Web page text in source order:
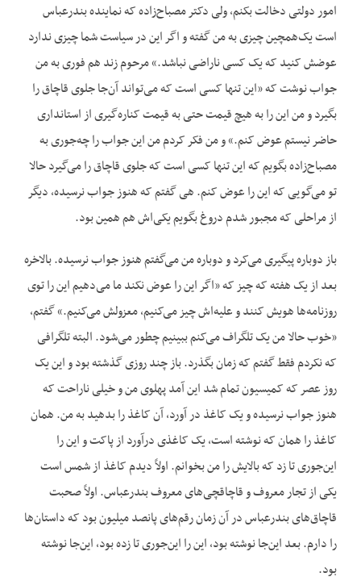
امور دولتی دخالت بکنم، ولی دکتر مصباح‌زاده که نماینده بندرعباس
است یک‌همچین چیزی به من گفته و اگر این در سیاست شما چیزی ندارد
عوضش کنید که یک کسی ناراضی نباشد.» مرحوم زند هم فوری به من
جواب نوشت که «این تنها کسی است که می‌تواند آن‌جا جلوی قاچاق را
بگیرد و من این را به هیچ قیمت حتی به قیمت کناره‌گیری از استانداری
حاضر نیستم عوض کنم.» و من فکر کردم من این جواب را چه‌جوری به
مصباح‌زاده بگویم که این تنها کسی است که جلوی قاچاق را می‌گیرد حالا
تو می‌گویی که این را عوض کنم. هی گفتم که هنوز جواب نرسیده، دیگر
از مراحلی که مجبور شدم دروغ بگویم یکی‌اش هم همین بود.
باز دوباره پیگیری می‌کرد و دوباره من می‌گفتم هنوز جواب نرسیده. بالاخره
بعد از یک هفته که چیز که «اگر این را عوض نکند ما می‌دهیم این را توی
روزنامه‌ها هویش کنند و علیه‌اش چیز می‌کنیم، معزولش می‌کنیم.» گفتم،
«خوب حالا من یک تلگراف می‌کنم ببینیم چطور می‌شود. البته تلگرافی
که نکردم فقط گفتم که زمان بگذرد. باز چند روزی گذشته بود و این یک
روز عصر که کمیسیون تمام شد این آمد پهلوی من و خیلی ناراحت که
هنوز جواب نرسیده و یک کاغذ در آورد، آن کاغذ را بدهید به من. همان
کاغذ را همان که نوشته است، یک کاغذی درآورد از پاکت و این را
این‌جوری تا زد که بالایش را من بخوانم. اولاً دیدم کاغذ از شمس است
یکی از تجار معروف و قاچاقچی‌های معروف بندرعباس. اولاً صحبت
قاچاق‌های بندرعباس در آن زمان رقم‌های پانصد میلیون بود که داستان‌ها
را دارم. بعد این‌جا نوشته بود، این را این‌جوری تا زده بود، این‌جا نوشته
بود.